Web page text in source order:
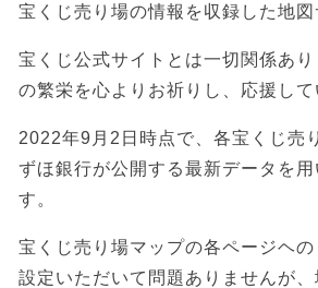
宝くじ売り場の情報を収録した地図
宝くじ公式サイトとは一切関係あ
の繁栄を心よりお祈りし、応援して
2022年9月2日時点で、各宝くじ売
ずほ銀行が公開する最新データを用
す。
宝くじ売り場マップの各ページヘ
設定いただいて問題ありませんが